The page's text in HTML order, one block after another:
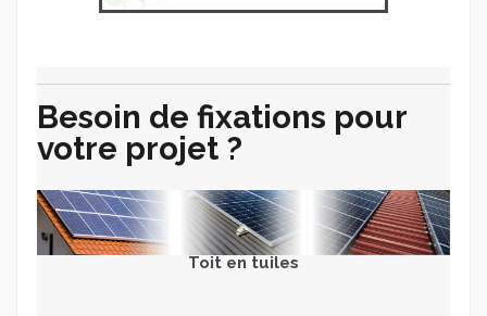
Besoin de fixations pour
votre projet ?
Toit en tuiles